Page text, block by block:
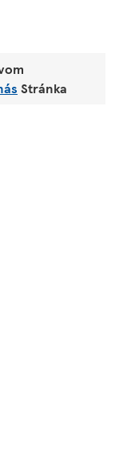
Stránka